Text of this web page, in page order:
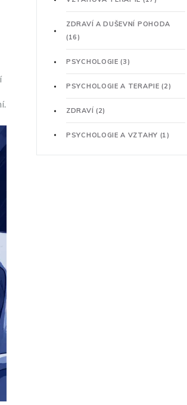
ZDRAVÍ A DUŠEVNÍ POHODA
(16)
PSYCHOLOGIE(3)
PSYCHOLOGIE A TERAPIE(2)
ZDRAVÍ (2)
PSYCHOLOGIE A VZTAHY (1)